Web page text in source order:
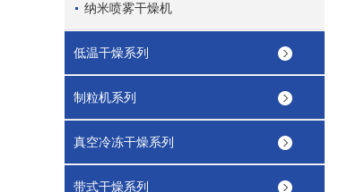
纳米喷雾干燥机
低温干燥系列
制粒机系列
真空冷冻干燥系列
带式干燥系列